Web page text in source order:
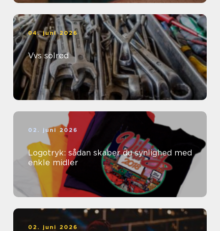
04. juni 2026
Vvs solrød
02. juni 2026
Logotryk: sådan skaber du synlighed med
enkle midler
02. juni 2026